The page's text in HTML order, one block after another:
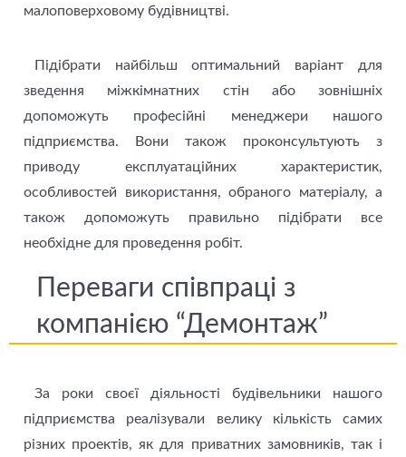
малоповерховому будівництві.
Підібрати найбільш оптимальний варіант для
зведення міжкімнатних стін або зовнішніх
допоможуть професійні менеджери нашого
підприємства. Вони також проконсультують з
приводу експлуатаційних характеристик,
особливостей використання, обраного матеріалу, а
також допоможуть правильно підібрати все
необхідне для проведення робіт.
Переваги співпраці з
компанією “Демонтаж”
За роки своєї діяльності будівельники нашого
підприємства реалізували велику кількість самих
різних проектів, як для приватних замовників, так і